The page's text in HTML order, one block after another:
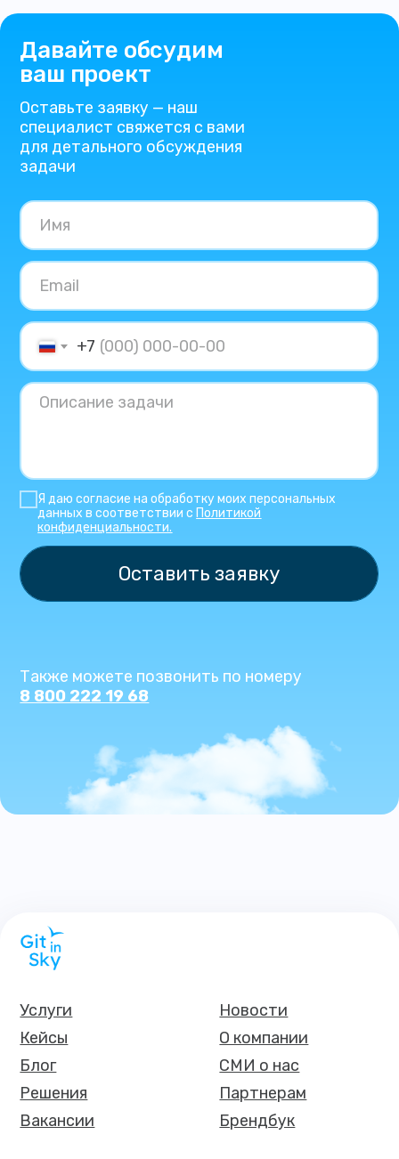
Давайте обсудим
ваш проект
Оставьте заявку — наш
специалист свяжется с вами
для детального обсуждения
задачи
Также можете позвонить по номеру
8 800 222 19 68
+7
Я даю согласие на обработку моих персональных
данных в соответствии с Политикой
конфиденциальности.
Оставить заявку
Брендбук
Партнерам
СМИ о нас
О компании
Новости
Вакансии
Решения
Блог
Кейсы
Услуги